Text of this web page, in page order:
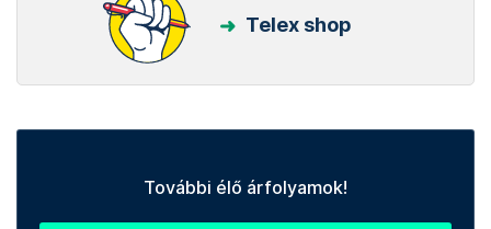
Telex shop
További élő árfolyamok!